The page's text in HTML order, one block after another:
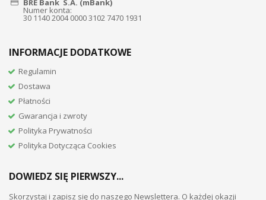
BRE Bank S.A. (mBank)
Numer konta:
30 1140 2004 0000 3102 7470 1931
INFORMACJE DODATKOWE
Regulamin
Dostawa
Płatności
Gwarancja i zwroty
Polityka Prywatności
Polityka Dotycząca Cookies
DOWIEDZ SIĘ PIERWSZY...
Skorzystaj i zapisz się do naszego Newslettera. O każdej okazji